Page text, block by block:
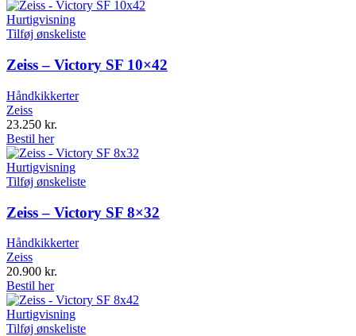
Hurtigvisning
Tilføj ønskeliste
Zeiss – Victory SF 10×42
Håndkikkerter
Zeiss
23.250 kr.
Bestil her
Hurtigvisning
Tilføj ønskeliste
Zeiss – Victory SF 8×32
Håndkikkerter
Zeiss
20.900 kr.
Bestil her
Hurtigvisning
Tilføj ønskeliste